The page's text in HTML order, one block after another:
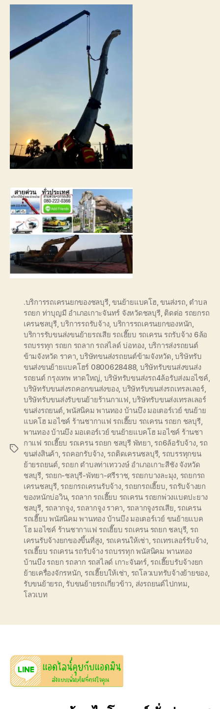
Tags
.บริการรถเครนยกของชลบุรี,ขนย้ายแบคโฮ,ขนส่งรถ, ตำบล
รถยก ท่าบุญมี อำเภอเกาะจันทร์ จังหวัดชลบุรี, ติดต่อ รถยกรถ
เครนชลบุรี,บริการรถรับจ้าง, บริการรถเครนยกของหนัก,
บริการรับขนส่งขนย้ายรถเสีย รถเฮี๊ยบ รถเครน รถรับจ้าง 6ล้อ
รถบรรทุก รถยก รถลาก รถสไลด์ บ่อทอง, บริการส่งรถยนต์
ข้ามจังหวัด ราคา,บริษัทขนส่งรถยนต์ข้ามจังหวัด,บริษัทรับ
ขนส่งขนย้ายแบคโฮร์ 0800628488, บริษัทรับขนส่งขนส่ง
รถยนต์ กรุงเทพ หาดใหญ่, บริษัทรับขนส่งรถ4ล้อรับส่งมอไซค์,
บริษัทรับขนส่งรถคอกขนส่งของ, บริษัทรับขนส่งรถเทรลเลอร์,
บริษัทรับขนส่งรับขนย้ายร้านกาแฟ,บริษัทรับขนส่งเทรลเลอร์
ขนส่งรถยนต์,พนัสนิคม พานทอง บ้านบึง มอเตอร์เวย์ ขนย้าย
แบคโฮ มอไซค์ ร้านชากาแฟ รถเฮี๊ยบ รถเครน รถยก ชลบุรี,
พานทอง บ้านบึง มอเตอร์เวย์ ขนย้ายแบคโฮ มอไซค์ ร้านชา
กาแฟ รถเฮี๊ยบ รถเครน รถยก ชลบุรี พัทยา, รถ6ล้อรับจ้าง, รถ
ขนส่งสินค้า, รถคอกรับจ้าง, รถติดเครนชลบุรี, รถบรรทุกขน
ย้ายรถยนต์, รถยก ตำบลท่าเทววงษ์ อำเภอเกาะสีชัง จังหวัด
ชลบุรี, รถยก-ชลบุรี-พัทยา-ศรีราช, รถยกบางละมุง, รถยกรถ
เครนชลบุรี, รถยกรถเครนรับจ้าง, รถยกรถเฮี๊ยบ, รถรับจ้างยก
ของหนักบ่อวิน, รถลาก รถเฮี๊ยบ รถเครน รถยกพ่วงแบตปะยาง
ชลบุรี, รถลากจูง, รถลากจูง ราคา, รถลากจูงรถเสีย, รถเครน
รถเฮี๊ยบ พนัสนิคม พานทอง บ้านบึง มอเตอร์เวย์ ขนย้ายแบค
โฮ มอไซค์ ร้านชากาแฟ รถเฮี๊ยบ รถเครน รถยก ชลบุรี, รถ
เครนรับจ้างยกของขึ้นที่สูง, รถเครนให้เช่า, รถเทรเลอร์รับจ้าง,
รถเฮี๊ยบ รถเครน รถรับจ้าง รถบรรทุก พนัสนิคม พานทอง
บ้านบึง รถยก รถลาก รถสไลด์ เกาะจันทร์, รถเฮี๊ยบรับจ้างยก
ย้ายเครื่องจักรหนัก, รถเฮี๊ยบให้เช่า, รถโลวเบทรับจ้างย้ายของ,
รับขนย้ายรถ, รับขนย้ายรถเกี่ยวข้าว, ส่งรถยนต์ไปกทม,
โลวเบท